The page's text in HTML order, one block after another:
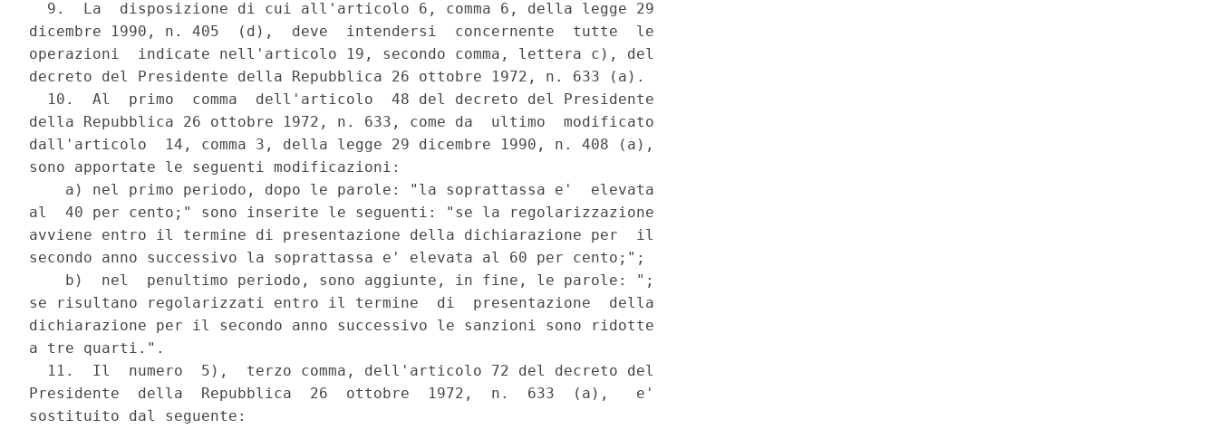
  9.  La  disposizione di cui all'articolo 6, comma 6, della legge 29
dicembre 1990, n. 405  (d),  deve  intendersi  concernente  tutte  le
operazioni  indicate nell'articolo 19, secondo comma, lettera c), del
decreto del Presidente della Repubblica 26 ottobre 1972, n. 633 (a).
  10.  Al  primo  comma  dell'articolo  48 del decreto del Presidente
della Repubblica 26 ottobre 1972, n. 633, come da  ultimo  modificato
dall'articolo  14, comma 3, della legge 29 dicembre 1990, n. 408 (a),
sono apportate le seguenti modificazioni:
    a) nel primo periodo, dopo le parole: "la soprattassa e'  elevata
al  40 per cento;" sono inserite le seguenti: "se la regolarizzazione
avviene entro il termine di presentazione della dichiarazione per  il
secondo anno successivo la soprattassa e' elevata al 60 per cento;";
    b)  nel  penultimo periodo, sono aggiunte, in fine, le parole: ";
se risultano regolarizzati entro il termine  di  presentazione  della
dichiarazione per il secondo anno successivo le sanzioni sono ridotte
a tre quarti.".
  11.  Il  numero  5),  terzo comma, dell'articolo 72 del decreto del
Presidente  della  Repubblica  26  ottobre  1972,  n.  633  (a),   e'
sostituito dal seguente: